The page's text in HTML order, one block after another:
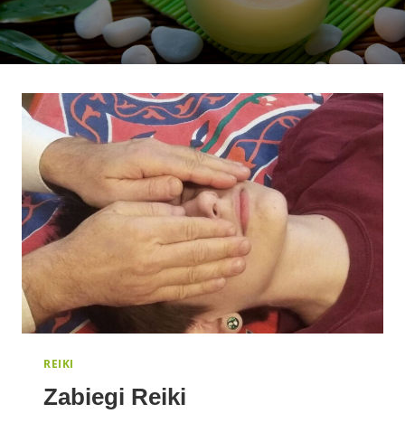
REIKI
Zabiegi Reiki